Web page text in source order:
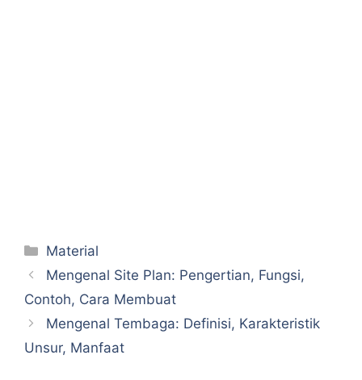
Categories
Material
Mengenal Site Plan: Pengertian, Fungsi,
Contoh, Cara Membuat
Mengenal Tembaga: Definisi, Karakteristik
Unsur, Manfaat